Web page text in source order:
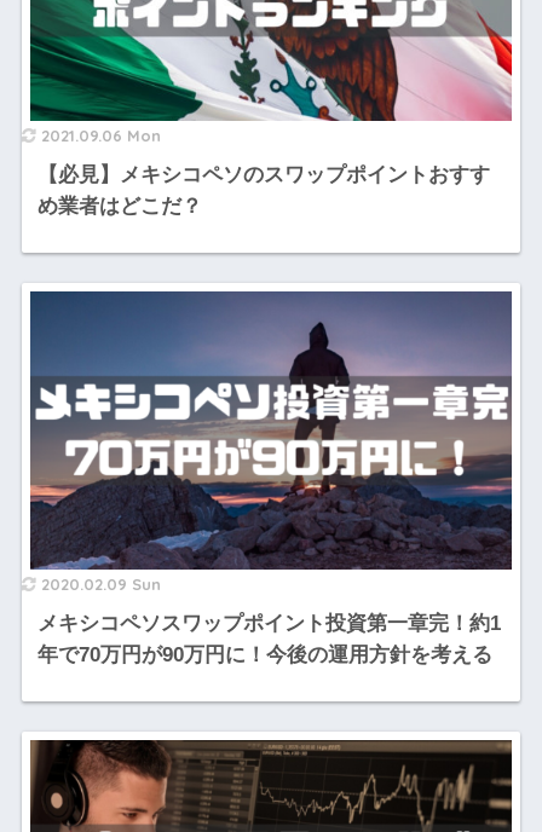
2021.09.06 Mon
【必見】メキシコペソのスワップポイントおすす
め業者はどこだ？
2020.02.09 Sun
メキシコペソスワップポイント投資第一章完！約1
年で70万円が90万円に！今後の運用方針を考える